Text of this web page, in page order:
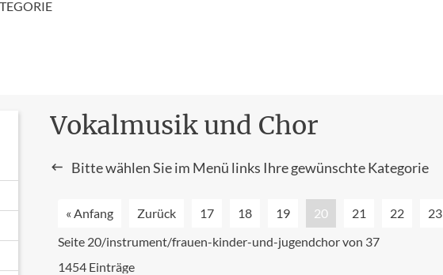
Vokalmusik und Chor
Bitte wählen Sie im Menü links Ihre gewünschte Kategorie
« Anfang Zurück 17 18 19 20 21 22 23
Seite 20/instrument/frauen-kinder-und-jugendchor von 37
1454 Einträge